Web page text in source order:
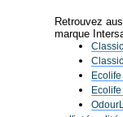
Retrouvez
marque